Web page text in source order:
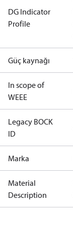
DG Indicator
Profile
Güç kaynağı
In scope of
WEEE
Legacy BOCK
ID
Marka
Material
Description